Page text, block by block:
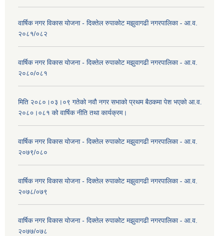
वार्षिक नगर विकास योजना - दिक्तेल रुपाकोट मझुवागढी नगरपालिका - आ.व.
२०८१/०८२
वार्षिक नगर विकास योजना - दिक्तेल रुपाकोट मझुवागढी नगरपालिका - आ.व.
२०८०/०८१
मिति २०८०।०३।०९ गतेको नवौ नगर सभाको प्रथम बैठकमा पेश भएको आ.व.
२०८०।०८१ को वार्षिक नीति तथा कार्यक्रम।
वार्षिक नगर विकास योजना - दिक्तेल रुपाकोट मझुवागढी नगरपालिका - आ.व.
२०७९/०८०
वार्षिक नगर विकास योजना - दिक्तेल रुपाकोट मझुवागढी नगरपालिका - आ.व.
२०७८/०७९
वार्षिक नगर विकास योजना - दिक्तेल रुपाकोट मझुवागढी नगरपालिका - आ.व.
२०७७/०७८